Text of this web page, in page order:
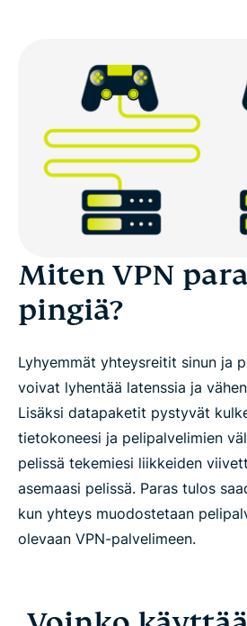
Miten VPN
pingiä?
Lyhyemmät yhteysreitit sinun ja
voivat lyhentää latenssia ja
Lisäksi datapaketit pystyvät
tietokoneesi ja pelipalvelimien
pelissä tekemiesi liikkeiden
asemaasi pelissä. Paras tulos
kun yhteys muodostetaan
olevaan VPN-palvelimeen.